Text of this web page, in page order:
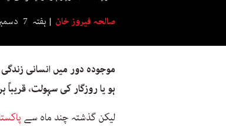
صالحہ فیروز خان ہفتہ 7 دسمبر 2024 11:15
موجودہ دور میں انسانی زندگی
ہو یا روزگار کی سہولت،
لیکن گذشتہ چند ماہ سے